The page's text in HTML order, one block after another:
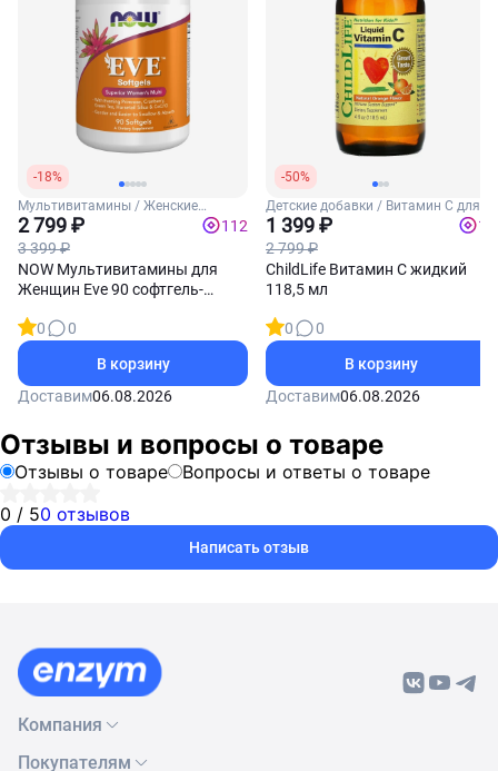
-18%
Мультивитамины / Женские
витамины
2 799 ₽
3 399 ₽
112
NOW Мультивитамины для
Женщин Eve 90 софтгель-
0
0
В корзину
Доставим06.08.2026
-50%
Детские добавки / Витамин С для
детей
1 399 ₽
2 799 ₽
14
ChildLife Витамин С жидкий
118,5 мл
0
0
В корзину
Доставим06.08.2026
Отзывы и вопросы о товаре
Отзывы о товаре
Вопросы и ответы о товаре
0 / 50 отзывов
Написать отзыв
Компания
О нас
Покупателям